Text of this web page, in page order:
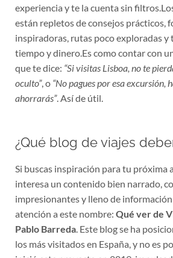
experiencia y te la cuenta sin
están repletos de consejos prácticos,
inspiradoras, rutas poco exploradas y
tiempo y dinero.Es como contar con
que te dice: “Si visitas Lisboa, no te
oculto”, o “No pagues por esa excursión,
ahorrarás”. Así de útil.
¿Qué blog de viajes
Si buscas inspiración para tu próxima
interesa un contenido bien narrado,
impresionantes y lleno de
atención a este nombre: Qué ver de
Pablo Barreda. Este blog se ha
los más visitados en España, y no es